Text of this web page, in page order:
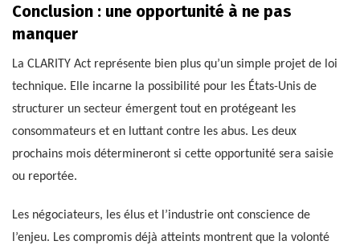
Conclusion : une opportunité à ne pas
manquer
La CLARITY Act représente bien plus qu’un simple projet de loi
technique. Elle incarne la possibilité pour les États-Unis de
structurer un secteur émergent tout en protégeant les
consommateurs et en luttant contre les abus. Les deux
prochains mois détermineront si cette opportunité sera saisie
ou reportée.
Les négociateurs, les élus et l’industrie ont conscience de
l’enjeu. Les compromis déjà atteints montrent que la volonté